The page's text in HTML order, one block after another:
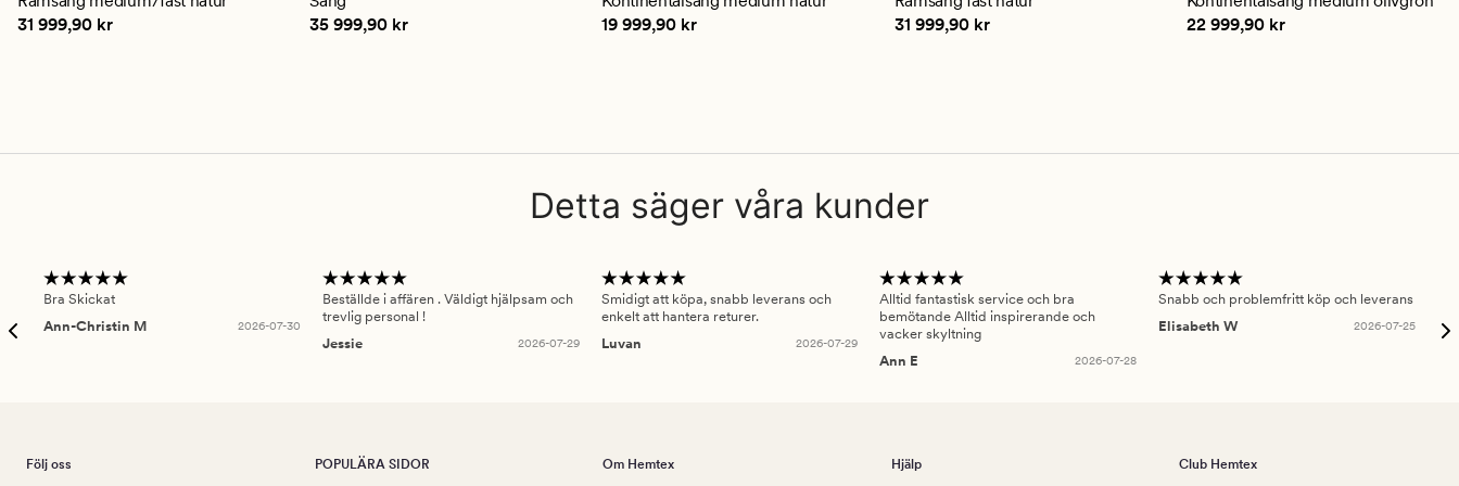
Pris 31 999,90 kr
31 999,90 kr
Pris 35 999,90 kr
35 999,90 kr
betyg
på
Pris 19 999,90 kr
19 999,90 kr
Pris 31 999,90 kr
31 999,90 kr
betyg
på
Pris 22 999,90 kr
22 999,90 kr
Detta säger våra kunder
Bra Skickat
Ann-Christin M
2026-07-30
Beställde i affären . Väldigt hjälpsam och
trevlig personal !
Jessie
2026-07-29
Smidigt att köpa, snabb leverans och
enkelt att hantera returer.
Luvan
2026-07-29
Alltid fantastisk service och bra
bemötande Alltid inspirerande och
vacker skyltning
Ann E
2026-07-28
Snabb och problemfritt köp och leverans
Elisabeth W
2026-07-25
Följ oss POPULÄRA SIDOR Om Hemtex Hjälp Club Hemtex